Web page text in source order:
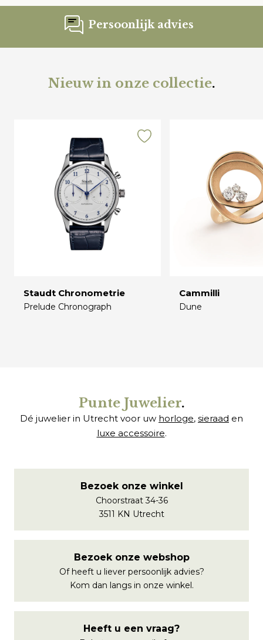
Persoonlijk advies
Nieuw in onze collectie.
Staudt Chronometrie
Prelude Chronograph
Cammilli
Dune
Punte Juwelier.
Dé juwelier in Utrecht voor uw horloge, sieraad en
luxe accessoire.
Bezoek onze winkel
Choorstraat 34-36
3511 KN Utrecht
Bezoek onze webshop
Of heeft u liever persoonlijk advies?
Kom dan langs in onze winkel.
Heeft u een vraag?